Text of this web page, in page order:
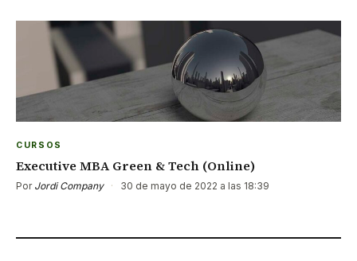
CURSOS
Executive MBA Green & Tech (Online)
Por Jordi Company · 30 de mayo de 2022 a las 18:39